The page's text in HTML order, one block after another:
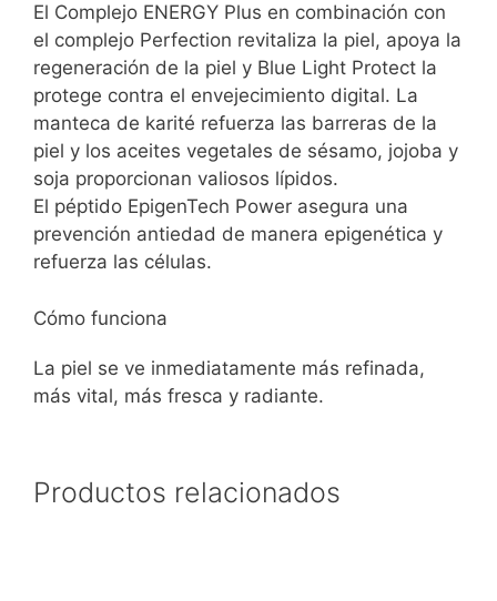
El Complejo ENERGY Plus en combinación con
el complejo Perfection revitaliza la piel, apoya la
regeneración de la piel y Blue Light Protect la
protege contra el envejecimiento digital. La
manteca de karité refuerza las barreras de la
piel y los aceites vegetales de sésamo, jojoba y
soja proporcionan valiosos lípidos.
El péptido EpigenTech Power asegura una
prevención antiedad de manera epigenética y
refuerza las células.
Cómo funciona
La piel se ve inmediatamente más refinada,
más vital, más fresca y radiante.
Productos relacionados